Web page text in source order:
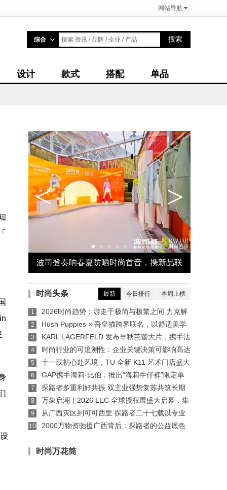
网站导航
综合 搜索 资讯 / 品牌 / 企业 / 产品 搜索
设计 款式 搭配 单品
波司登奏响春夏防晒时尚首音，携新品联
合《时尚芭莎》发布首份防晒新时尚手册
< >
最新 今日排行 本周上榜
时尚头条
1
2026时尚趋势：游走于极简与极繁之间 力克解
读价值与反差并存的夏季风尚
2
Hush Puppies × 吾皇猫跨界联名，以舒适美学
碰撞国漫IP
3
KARL LAGERFELD 发布早秋芭蕾大片，携手法
国艺术团体呈献七夕“双生灵感”
4
时尚行业的可追溯性：企业关键决策可影响高达
77%的碳足迹
5
十一载初心赴艺境，TU 全新 K11 艺术门店盛大
启幕 —— 以可持续美学重构东方成衣生命力
6
​GAP携手海莉·比伯，推出“海莉牛仔裤”限定单
品系列
7
探路者多重利好共振 双主业强势复苏共筑长期
价值
8
万象启潮！2026 LEC 全球授权展盛大启幕，集
结 2000+IP，首日商机澎湃！
9
从广西灾区到可可西里 探路者二十七载以专业
诠释大爱
10
2000万物资驰援广西背后：探路者的公益底色
时尚万花筒